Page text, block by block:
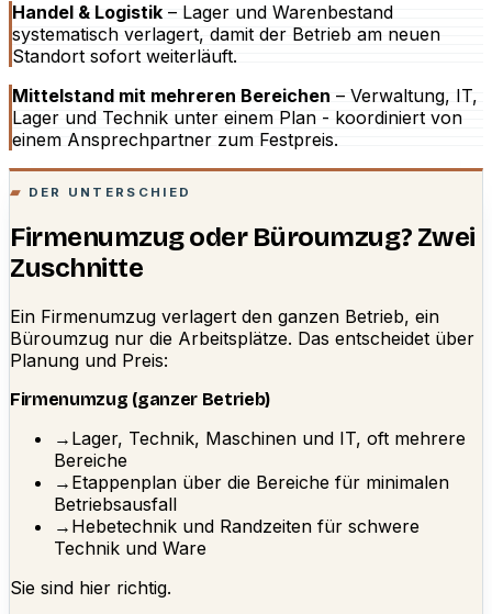
Handel & Logistik– Lager und Warenbestand
systematisch verlagert, damit der Betrieb am neuen
Standort sofort weiterläuft.
Mittelstand mit mehreren Bereichen – Verwaltung, IT,
Lager und Technik unter einem Plan - koordiniert von
einem Ansprechpartner zum Festpreis.
DER UNTERSCHIED
Firmenumzug oder Büroumzug? Zwei
Zuschnitte
Ein Firmenumzug verlagert den ganzen Betrieb, ein
Büroumzug nur die Arbeitsplätze. Das entscheidet über
Planung und Preis:
Firmenumzug (ganzer Betrieb)
→ Lager, Technik, Maschinen und IT, oft mehrere
Bereiche
→ Etappenplan über die Bereiche für minimalen
Betriebsausfall
→ Hebetechnik und Randzeiten für schwere
Technik und Ware
Sie sind hier richtig.